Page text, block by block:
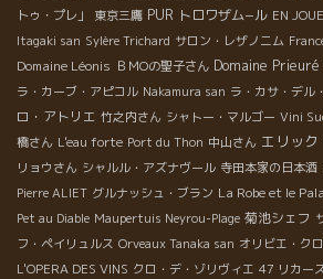
トゥ・プレ」
東京三鷹 PUR トロワザム−ル EN
Itagaki san Sylère Trichard サロン・レザノニム
Domaine Léonis ＢＭОの聖子さん Domaine Prieuré
ラ・カーブ・アピコル Nakamura san ラ・カサ・デル
ロ・アトリエ 竹之内さん シャトー・マルゴー Vini
橋さん L'eau forte Port du Thon 中山さん エリッ
リョウさん シャルル・アズナヴール 寺田本家の日本酒
Pierre ALIET グルナッシュ・ブラン La Robe et le
Pet au Diable Maupertuis Neyrou-Plage 菊池シェフ
フ・ペイリュルス Orveaux Tanaka san オリビエ・ク
L'OPERA DES VINS クロ・デ・ゾリヴィエ 47 リカー